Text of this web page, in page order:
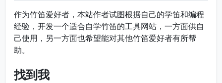
作为竹笛爱好者，本站作者试图根据自己的学笛和编程
经验，开发一个适合自学竹笛的工具网站，一方面供自
己使用，另一方面也希望能对其他竹笛爱好者有所帮
助。
找到我